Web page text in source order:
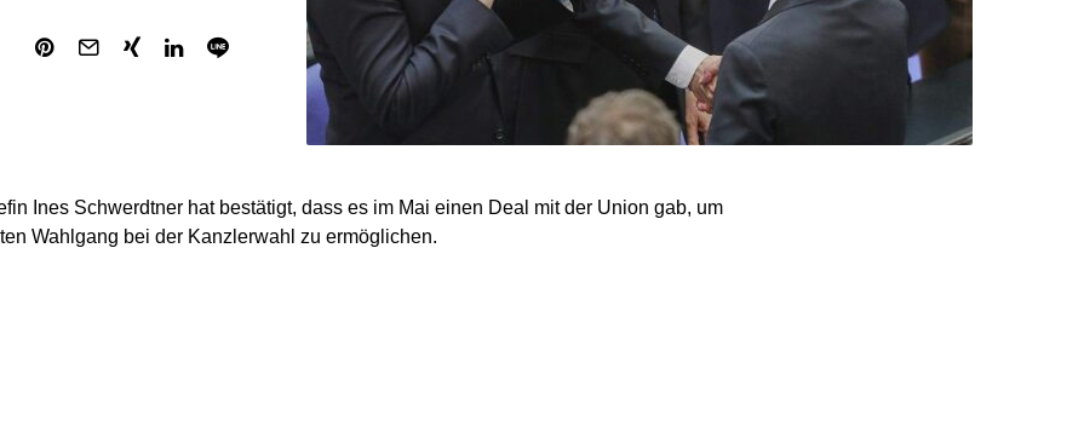
Ines Schwerdtner hat bestätigt, dass es im Mai einen Deal mit der Union gab, um
Wahlgang bei der Kanzlerwahl zu ermöglichen.